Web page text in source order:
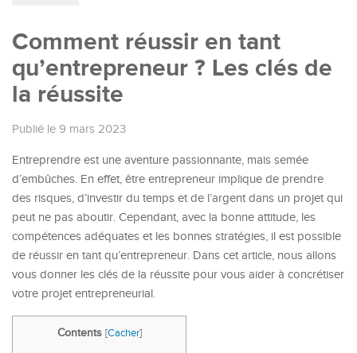
Comment réussir en tant
qu’entrepreneur ? Les clés de
la réussite
Publié le 9 mars 2023
Entreprendre est une aventure passionnante, mais semée
d’embûches. En effet, être entrepreneur implique de prendre
des risques, d’investir du temps et de l’argent dans un projet qui
peut ne pas aboutir. Cependant, avec la bonne attitude, les
compétences adéquates et les bonnes stratégies, il est possible
de réussir en tant qu’entrepreneur. Dans cet article, nous allons
vous donner les clés de la réussite pour vous aider à concrétiser
votre projet entrepreneurial.
Contents [Cacher]